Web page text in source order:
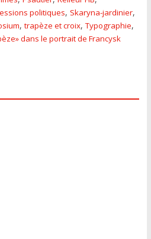
politiques, Skaryna-jardinier,
,trapèze et croix,Typographie,
dans le portrait de Francysk